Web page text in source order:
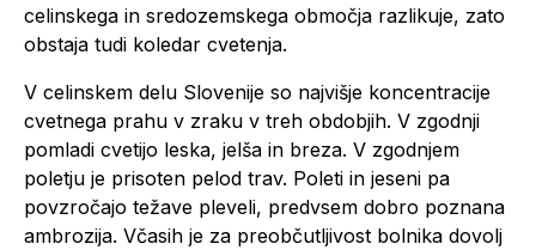
celinskega in sredozemskega območja razlikuje, zato
obstaja tudi koledar cvetenja.
V celinskem delu Slovenije so najvišje koncentracije
cvetnega prahu v zraku v treh obdobjih. V zgodnji
pomladi cvetijo leska, jelša in breza. V zgodnjem
poletju je prisoten pelod trav. Poleti in jeseni pa
povzročajo težave pleveli, predvsem dobro poznana
ambrozija. Včasih je za preobčutljivost bolnika dovolj